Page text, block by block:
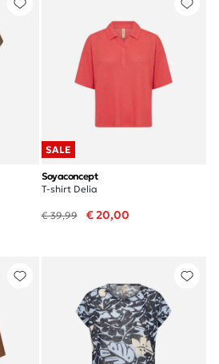
SALE
Soyaconcept
T-shirt Delia
€ 39,99 € 20,00